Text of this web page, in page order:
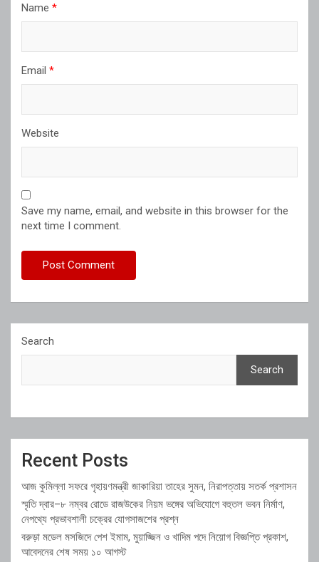
Name *
Email *
Website
Save my name, email, and website in this browser for the
next time I comment.
Search
Search
Recent Posts
আজ কুমিল্লা সফরে গৃহায়ণমন্ত্রী জাকারিয়া তাহের সুমন, নিরাপত্তায় সতর্ক প্রশাসন
স্মৃতি দ্বার–৮ নম্বর রোডে রাজউকের নিয়ম ভঙ্গের অভিযোগে বহুতল ভবন নির্মাণ,
নেপথ্যে প্রভাবশালী চক্রের যোগসাজশের প্রশ্ন
বরুড়া মডেল মসজিদে পেশ ইমাম, মুয়াজ্জিন ও খাদিম পদে নিয়োগ বিজ্ঞপ্তি প্রকাশ,
আবেদনের শেষ সময় ১০ আগস্ট